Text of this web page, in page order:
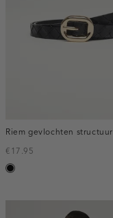
Riem gevlochten structuur
€17.95
zwart